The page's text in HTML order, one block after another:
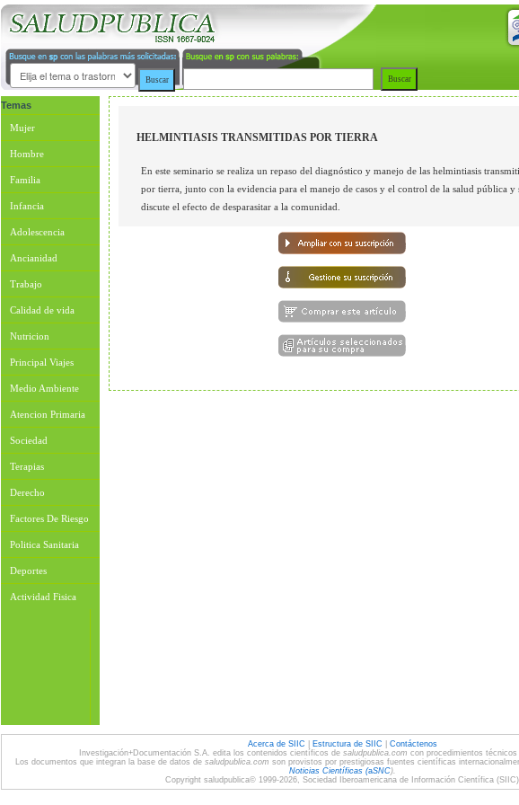
Temas
Mujer
Hombre
Familia
Infancia
Adolescencia
Ancianidad
Trabajo
Calidad de vida
Nutricion
Principal Viajes
Medio Ambiente
Atencion Primaria
Sociedad
Terapias
Derecho
Factores De Riesgo
Politica Sanitaria
Deportes
Actividad Fisica
HELMINTIASIS TRANSMITIDAS POR TIERRA
En este seminario se realiza un repaso del diagnóstico y manejo de las helmintiasis
por tierra, junto con la evidencia para el manejo de casos y el control de la salud pública y
discute el efecto de desparasitar a la comunidad.
Acerca de SIIC Estructura de SIIC
Contáctenos
Investigación+Documentación S.A. edita los contenidos científicos de saludpublica.com con procedimientos
Los documentos que integran la base de datos de saludpublica.com son provistos por prestigiosas fuentes científicas
Noticias Científicas (aSNC).
Copyright saludpublica© 1999-2026, Sociedad Iberoamericana de Información Científica (SIIC)